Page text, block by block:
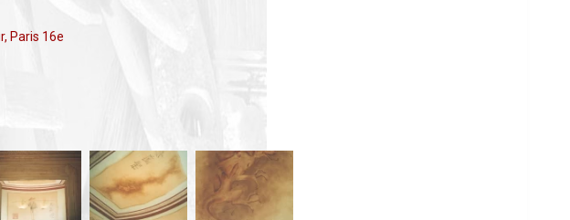
Paris 16e